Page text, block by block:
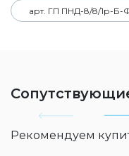
арт. ГП ПНД-8/8/1р-Б-
Рекомендуем